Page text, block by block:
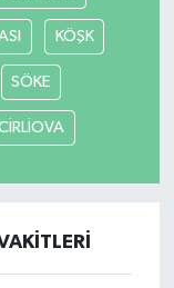
KÖŞK
SÖKE